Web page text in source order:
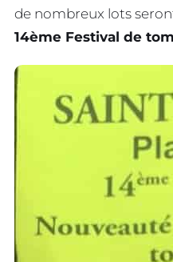
de nombreux lots
14ème Festival de